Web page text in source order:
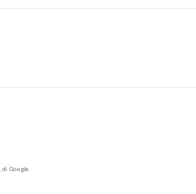
di Google.